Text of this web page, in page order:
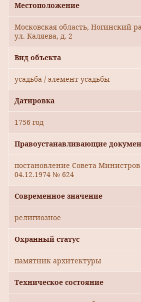
Местоположение
Московская область, Ногинский
ул. Каляева, д. 2
Вид объекта
усадьба / элемент усадьбы
Датировка
1756 год
Правоустанавливающие
постановление Совета
04.12.1974 № 624
Современное значение
религиозное
Охранный статус
памятник архитектуры
Техническое состояние